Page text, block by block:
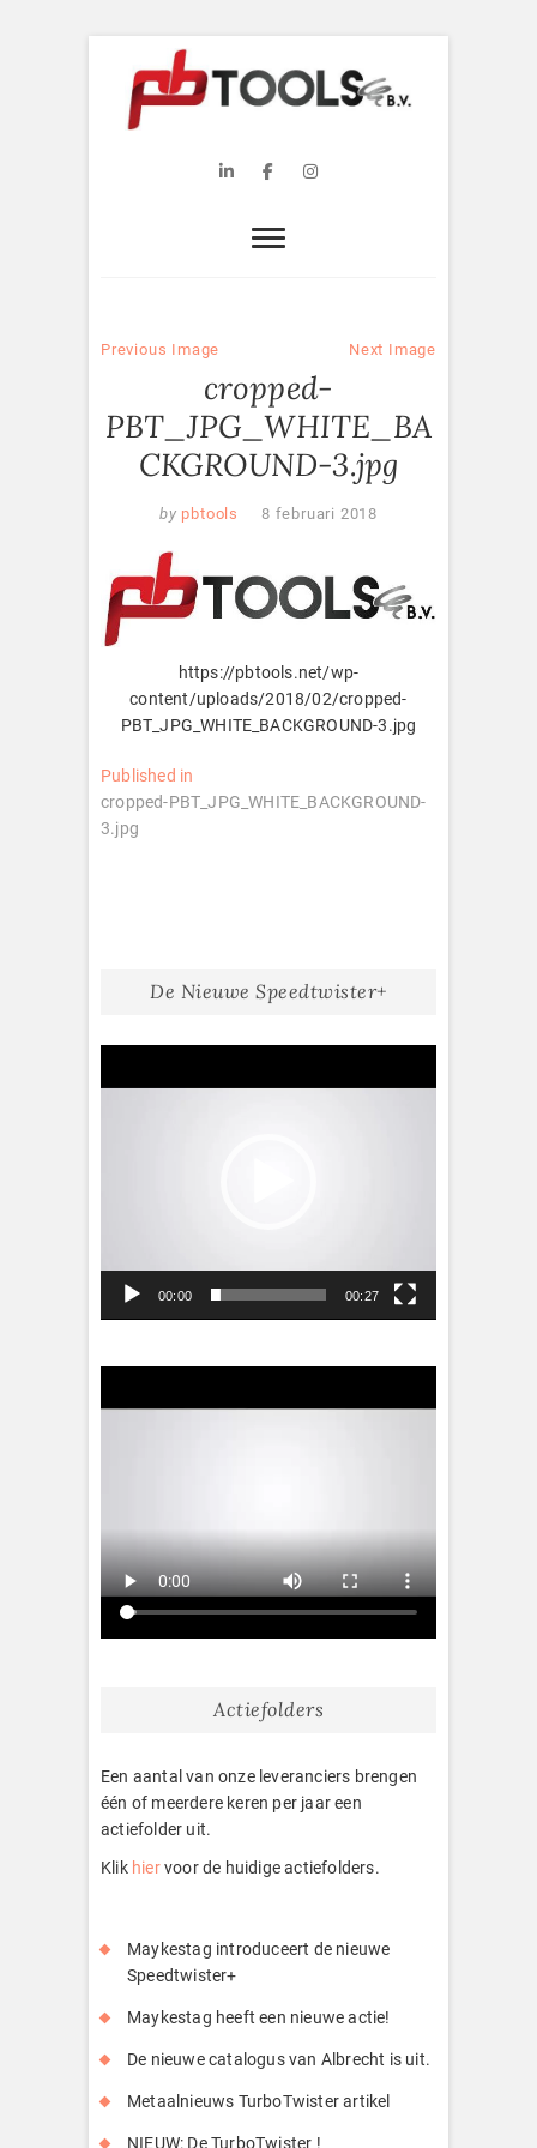
content
PB Tools B.V.
Linkedin
Facebook
Instagram
Previous Image Next Image
cropped-
PBT_JPG_WHITE_BA
CKGROUND-3.jpg
by pbtools 8 februari 2018
https://pbtools.net/wp-
content/uploads/2018/02/cropped-
PBT_JPG_WHITE_BACKGROUND-3.jpg
Bericht
navigatie
Published in
cropped-PBT_JPG_WHITE_BACKGROUND-
3.jpg
De Nieuwe Speedtwister+
00:00 00:27
Actiefolders
Een aantal van onze leveranciers brengen
één of meerdere keren per jaar een
actiefolder uit.
Klik hiervoor de huidige actiefolders.
Maykestag introduceert de nieuwe
Speedtwister+
Maykestag heeft een nieuwe actie!
De nieuwe catalogus van Albrecht is uit.
Metaalnieuws TurboTwister artikel
NIEUW: De TurboTwister !